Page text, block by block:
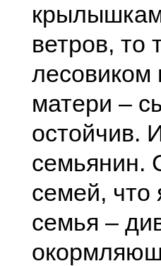
ветров, то
лесовиком
матери –
остойчив.
семьянин.
семей, что
семья –